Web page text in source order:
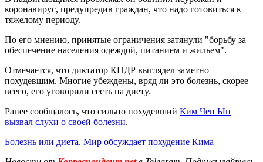
коронавирус, предупредив граждан, что надо готовиться к
тяжелому периоду.
По его мнению, принятые ограничения затянули "борьбу за
обеспечение населения одеждой, питанием и жильем".
Отмечается, что диктатор КНДР выглядел заметно
похудевшим. Многие убеждены, вряд ли это болезнь, скорее
всего, его уговорили сесть на диету.
Ранее сообщалось, что сильно похудевший Ким Чен Ын
вызвал слухи о своей болезни.
Болезнь или диета. Мир обсуждает похудение Кима